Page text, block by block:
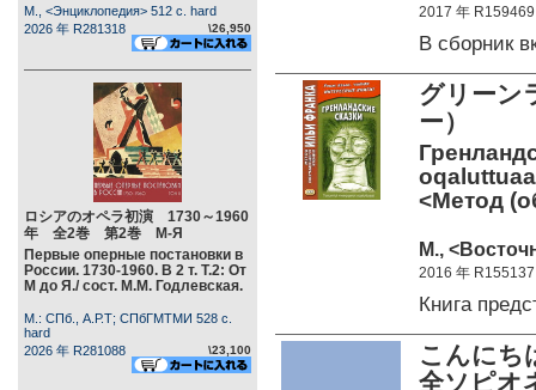
М., <Энциклопедия> 512 c. hard
2026 年 R281318
\26,950
ロシアのオペラ初演 1730～1960
年 全2巻 第2巻 М-Я
Первые оперные постановки в
России. 1730-1960. В 2 т. Т.2: От
М до Я./ сост. М.М. Годлевская.
М.: СПб., А.Р.Т; СПбГМТМИ 528 c.
hard
2026 年 R281088
\23,100
2017 年 R159469
В сборник
グリーン
ー）
<Метод
М.,
2016 年 R155137
Книга
こんにち
全ソピオ